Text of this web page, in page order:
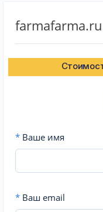
farmafarma.ru
* Ваше имя
* Ваш email